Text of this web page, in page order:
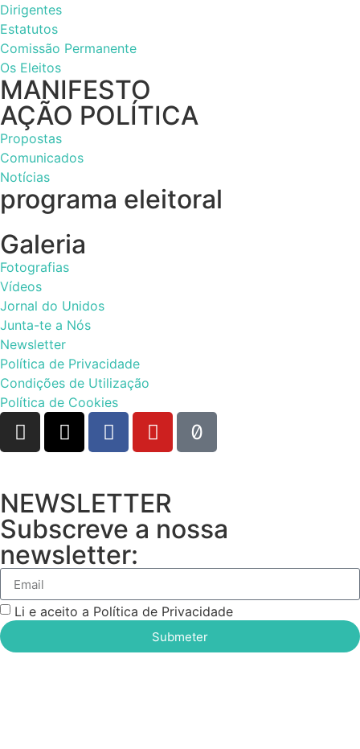
Dirigentes
Estatutos
Comissão Permanente
Os Eleitos
MANIFESTO
AÇÃO POLÍTICA
Propostas
Comunicados
Notícias
programa eleitoral
Galeria
Fotografias
Vídeos
Jornal do Unidos
Junta-te a Nós
Newsletter
Política de Privacidade
Condições de Utilização
Política de Cookies
NEWSLETTER
Subscreve a nossa
newsletter:
Li e aceito a Política de Privacidade
Submeter